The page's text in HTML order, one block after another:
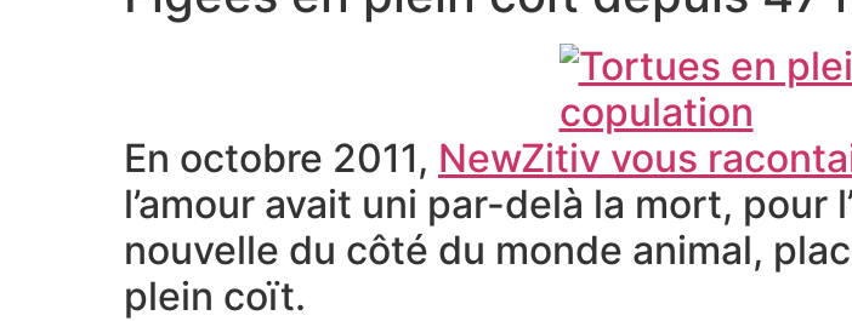
En octobre 2011, NewZitiv vous
l’amour avait uni par-delà la mort, pour
nouvelle du côté du monde animal,
plein coït.